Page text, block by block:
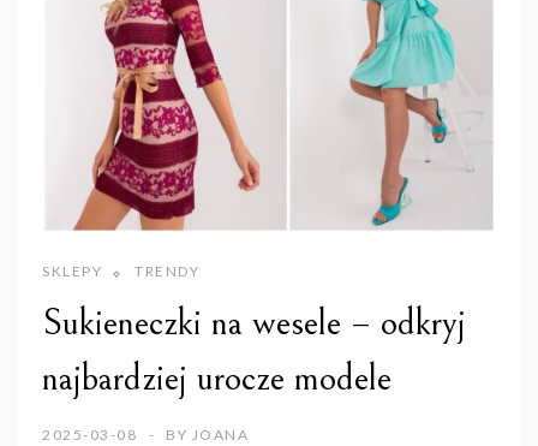
SKLEPY TRENDY
Sukieneczki na wesele – odkryj
najbardziej urocze modele
2025-03-08 BY JOANA